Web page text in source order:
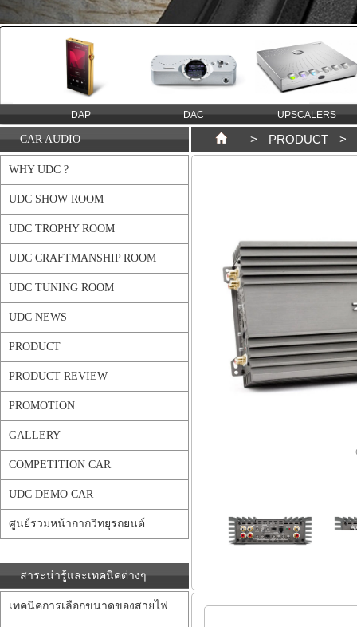
DAP DAC UPSCALERS
CAR AUDIO
WHY UDC ?
UDC SHOW ROOM
UDC TROPHY ROOM
UDC CRAFTMANSHIP ROOM
UDC TUNING ROOM
UDC NEWS
PRODUCT
PRODUCT REVIEW
PROMOTION
GALLERY
COMPETITION CAR
UDC DEMO CAR
ศูนย์รวมหน้ากากวิทยุรถยนต์
สาระน่ารู้และเทคนิคต่างๆ
เทคนิคการเลือกขนาดของสายไฟ
> PRODUCT >